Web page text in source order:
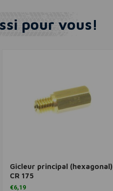
pour vous!
Ajouter au panier
Gicleur principal (hexagonal)
CR 175
€6,19